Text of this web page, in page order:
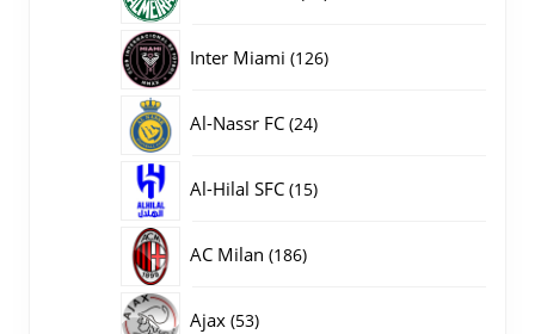
Inter Miami 126126
Al-Nassr FC 2424
Al-Hilal SFC 1515
AC Milan 186186
Ajax 5353